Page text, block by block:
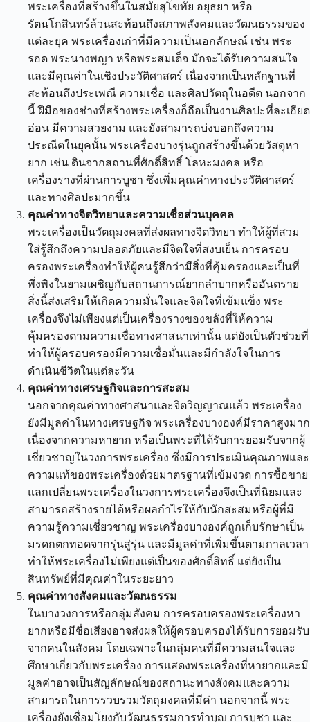
พระเครื่องที่สร้างขึ้นในสมัยสุโขทัย อยุธยา หรือ
รัตนโกสินทร์ล้วนสะท้อนถึงสภาพสังคมและวัฒนธรรมของ
แต่ละยุค พระเครื่องเก่าที่มีความเป็นเอกลักษณ์ เช่น พระ
รอด พระนางพญา หรือพระสมเด็จ มักจะได้รับความสนใจ
และมีคุณค่าในเชิงประวัติศาสตร์ เนื่องจากเป็นหลักฐานที่
สะท้อนถึงประเพณี ความเชื่อ และศิลปวัตถุในอดีต นอกจาก
นี้ ฝีมือของช่างที่สร้างพระเครื่องก็ถือเป็นงานศิลปะที่ละเอียด
อ่อน มีความสวยงาม และยังสามารถบ่งบอกถึงความ
ประณีตในยุคนั้น พระเครื่องบางรุ่นถูกสร้างขึ้นด้วยวัสดุหา
ยาก เช่น ดินจากสถานที่ศักดิ์สิทธิ์ โลหะมงคล หรือ
เครื่องรางที่ผ่านการบูชา ซึ่งเพิ่มคุณค่าทางประวัติศาสตร์
และทางศิลปะมากขึ้น
คุณค่าทางจิตวิทยาและความเชื่อส่วนบุคคล
พระเครื่องเป็นวัตถุมงคลที่ส่งผลทางจิตวิทยา ทำให้ผู้ที่สวม
ใส่รู้สึกถึงความปลอดภัยและมีจิตใจที่สงบเย็น การครอบ
ครองพระเครื่องทำให้ผู้คนรู้สึกว่ามีสิ่งที่คุ้มครองและเป็นที่
พึ่งพิงในยามเผชิญกับสถานการณ์ยากลำบากหรืออันตราย
สิ่งนี้ส่งเสริมให้เกิดความมั่นใจและจิตใจที่เข้มแข็ง พระ
เครื่องจึงไม่เพียงแต่เป็นเครื่องรางของขลังที่ให้ความ
คุ้มครองตามความเชื่อทางศาสนาเท่านั้น แต่ยังเป็นตัวช่วยที่
ทำให้ผู้ครอบครองมีความเชื่อมั่นและมีกำลังใจในการ
ดำเนินชีวิตในแต่ละวัน
คุณค่าทางเศรษฐกิจและการสะสม
นอกจากคุณค่าทางศาสนาและจิตวิญญาณแล้ว พระเครื่อง
ยังมีมูลค่าในทางเศรษฐกิจ พระเครื่องบางองค์มีราคาสูงมาก
เนื่องจากความหายาก หรือเป็นพระที่ได้รับการยอมรับจากผู้
เชี่ยวชาญในวงการพระเครื่อง ซึ่งมีการประเมินคุณภาพและ
ความแท้ของพระเครื่องด้วยมาตรฐานที่เข้มงวด การซื้อขาย
แลกเปลี่ยนพระเครื่องในวงการพระเครื่องจึงเป็นที่นิยมและ
สามารถสร้างรายได้หรือผลกำไรให้กับนักสะสมหรือผู้ที่มี
ความรู้ความเชี่ยวชาญ พระเครื่องบางองค์ถูกเก็บรักษาเป็น
มรดกตกทอดจากรุ่นสู่รุ่น และมีมูลค่าที่เพิ่มขึ้นตามกาลเวลา
ทำให้พระเครื่องไม่เพียงแต่เป็นของศักดิ์สิทธิ์ แต่ยังเป็น
สินทรัพย์ที่มีคุณค่าในระยะยาว
คุณค่าทางสังคมและวัฒนธรรม
ในบางวงการหรือกลุ่มสังคม การครอบครองพระเครื่องหา
ยากหรือมีชื่อเสียงอาจส่งผลให้ผู้ครอบครองได้รับการยอมรับ
จากคนในสังคม โดยเฉพาะในกลุ่มคนที่มีความสนใจและ
ศึกษาเกี่ยวกับพระเครื่อง การแสดงพระเครื่องที่หายากและมี
มูลค่าอาจเป็นสัญลักษณ์ของสถานะทางสังคมและความ
สามารถในการรวบรวมวัตถุมงคลที่มีค่า นอกจากนี้ พระ
เครื่องยังเชื่อมโยงกับวัฒนธรรมการทำบุญ การบูชา และ